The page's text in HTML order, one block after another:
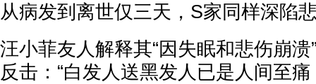
从病发到离世仅三天，S家同样深陷
汪小菲友人解释其“因失眠和悲伤崩
反击：“白发人送黑发人已是人间至